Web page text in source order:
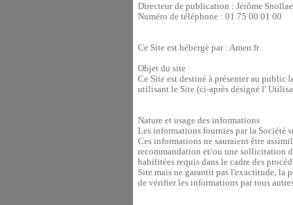
Directeur de publication : Jérôme
Numéro de téléphone : 01 75 00 01 00
Ce Site est hébergé par : Amen.fr
Objet du site
Ce Site est destiné à présenter au public
utilisant le Site (ci-après désigné l'
Nature et usage des informations
Les informations fournies par la Société
Ces informations ne sauraient être
recommandation et/ou une sollicitation
habilitées requis dans le cadre des
Site mais ne garantit pas l'exactitude, la
de vérifier les informations par tous